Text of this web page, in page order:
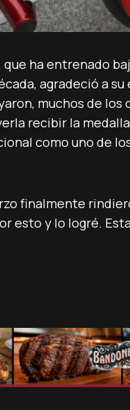
ha entrenado
agradeció a
muchos de
recibir la
como uno de
finalmente
esto y lo logré.